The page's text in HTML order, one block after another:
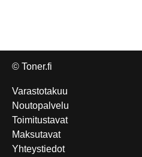
© Toner.fi
Varastotakuu
Noutopalvelu
Toimitustavat
Maksutavat
Yhteystiedot